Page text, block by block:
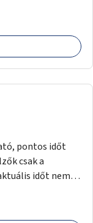
pontos időt
csak a
időt nem.